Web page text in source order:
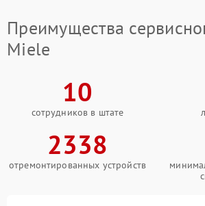
Преимущества
Miele
10
сотрудников в штате
2338
отремонтированных устройств